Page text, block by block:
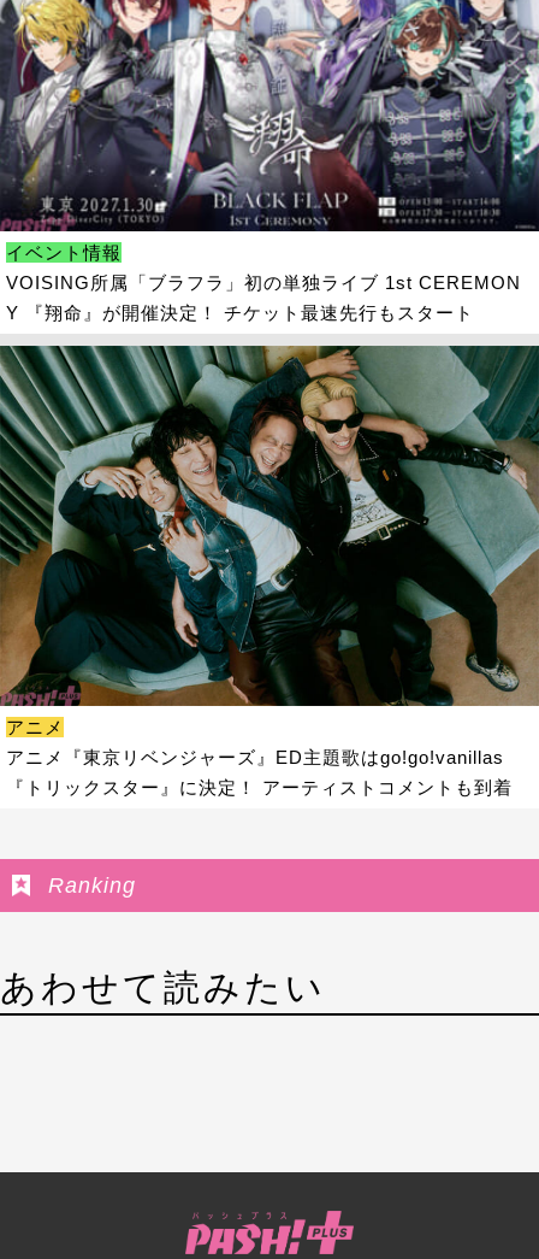
イベント情報
VOISING所属「ブラフラ」初の単独ライブ 1st CEREMON
Y 『翔命』が開催決定！ チケット最速先行もスタート
アニメ
アニメ『東京リベンジャーズ』ED主題歌はgo!go!vanillas
『トリックスター』に決定！ アーティストコメントも到着
Ranking
あわせて読みたい